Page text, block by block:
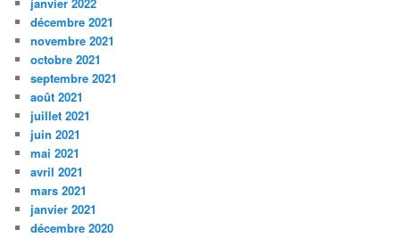
décembre 2021
novembre 2021
octobre 2021
septembre 2021
août 2021
juillet 2021
juin 2021
mai 2021
avril 2021
mars 2021
janvier 2021
décembre 2020